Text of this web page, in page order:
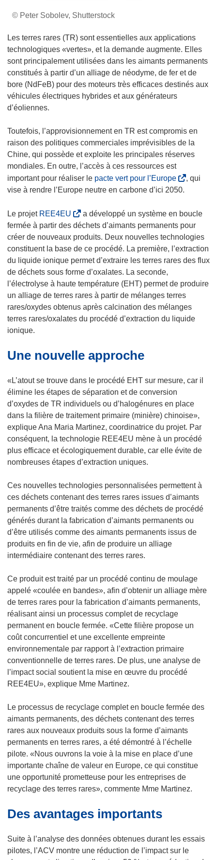
© Peter Sobolev, Shutterstock
Les terres rares (TR) sont essentielles aux applications
technologiques «vertes», et la demande augmente. Elles
sont principalement utilisées dans les aimants permanents
constitués à partir d’un alliage de néodyme, de fer et de
bore (NdFeB) pour des moteurs très efficaces destinés aux
véhicules électriques hybrides et aux générateurs
d’éoliennes.
Toutefois, l’approvisionnement en TR est compromis en
raison des politiques commerciales imprévisibles de la
Chine, qui possède et exploite les principales réserves
mondiales. En outre, l’accès à ces ressources est
important pour réaliser le pacte vert pour l’Europe(
s
o
u
v
r
e
a
n
s
u
l
e
f
t
e
, qui
vise à rendre l’Europe neutre en carbone d’ici 2050.
Le projet REE4EU
s
’
o
u
v
r
e
d
a
u
e
n
o
e
n
ê
r
a développé un système en boucle
fermée à partir des déchets d’aimants permanents pour
créer de nouveaux produits. Deux nouvelles technologies
constituent la base de ce procédé. La première, l’extraction
du liquide ionique permet d’extraire les terres rares des flux
de déchets sous forme d’oxalates. La seconde,
l’électrolyse à haute température (EHT) permet de produire
un alliage de terres rares à partir de mélanges terres
rares/oxydes obtenus après calcination des mélanges
terres rares/oxalates du procédé d’extraction du liquide
ionique.
Une nouvelle approche
«L’atout se trouve dans le procédé EHT sur mesure, car il
élimine les étapes de séparation et de conversion
d’oxydes de TR individuels ou d’halogénures en place
dans la filière de traitement primaire (minière) chinoise»,
explique Ana Maria Martinez, coordinatrice du projet. Par
conséquent, la technologie REE4EU mène à un procédé
plus efficace et écologiquement durable, car elle évite de
nombreuses étapes d’extraction uniques.
Ces nouvelles technologies personnalisées permettent à
ces déchets contenant des terres rares issues d’aimants
permanents d’être traités comme des déchets de procédé
générés durant la fabrication d’aimants permanents ou
d’être utilisés comme des aimants permanents issus de
produits en fin de vie, afin de produire un alliage
intermédiaire contenant des terres rares.
Ce produit est traité par un procédé continu de moulage
appelé «coulée en bandes», afin d’obtenir un alliage mère
de terres rares pour la fabrication d’aimants permanents,
réalisant ainsi un processus complet de recyclage
permanent en boucle fermée. «Cette filière propose un
coût concurrentiel et une excellente empreinte
environnementale par rapport à l’extraction primaire
conventionnelle de terres rares. De plus, une analyse de
l’impact social soutient la mise en œuvre du procédé
REE4EU», explique Mme Martinez.
Le processus de recyclage complet en boucle fermée des
aimants permanents, des déchets contenant des terres
rares aux nouveaux produits sous la forme d’aimants
permanents en terres rares, a été démontré à l’échelle
pilote. «Nous ouvrons la voie à la mise en place d’une
importante chaîne de valeur en Europe, ce qui constitue
une opportunité prometteuse pour les entreprises de
recyclage des terres rares», commente Mme Martinez.
Des avantages importants
Suite à l’analyse des données obtenues durant les essais
pilotes, l’ACV montre une réduction de l’impact sur le